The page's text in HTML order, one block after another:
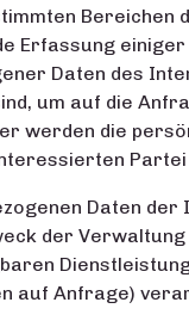
Bereichen
Erfassung einiger
Daten des
um auf die
werden die
Daten
der
auf Anfrage)